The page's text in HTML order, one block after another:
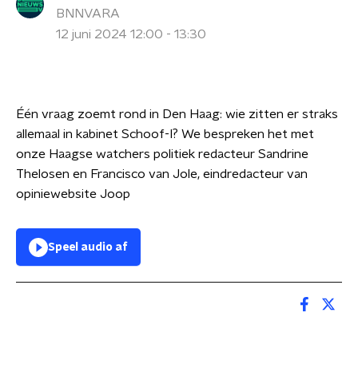
BNNVARA
12 juni 2024 12:00 - 13:30
Één vraag zoemt rond in Den Haag: wie zitten er straks
allemaal in kabinet Schoof-I? We bespreken het met
onze Haagse watchers politiek redacteur Sandrine
Thelosen en Francisco van Jole, eindredacteur van
opiniewebsite Joop
Speel audio af